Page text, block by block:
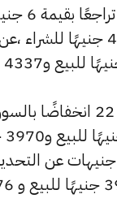
جنيهًا للبيع و4331 جنيهًا
كما شهد سعر عيار 22
منخفضًا بمقدار 6 جنيهات